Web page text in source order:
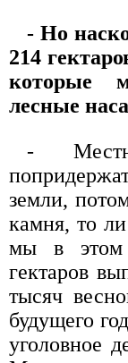
- Но
214
которые
лесные
-
земли,
камня, то
мы в этом
гектаров
тысяч
будущего
уголовное